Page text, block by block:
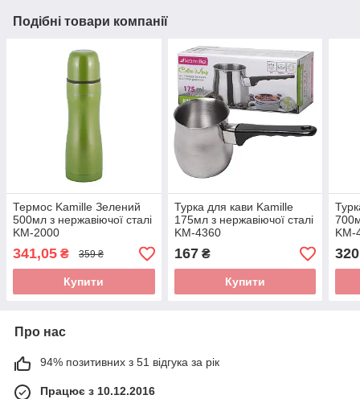
Подібні товари компанії
Термос Kamille Зелений
500мл з нержавіючої сталі
KM-2000
341,05 ₴ 359 ₴
Купити
Турка для кави Kamille
175мл з нержавіючої сталі
KM-4360
167₴
Купити
KM-
320
Про нас
94% позитивних з 51 відгука за рік
Працює з 10.12.2016